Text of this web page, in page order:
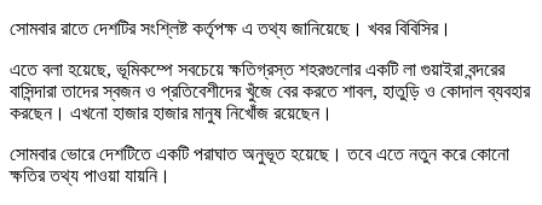
সোমবার রাতে দেশটির সংশ্লিষ্ট কর্তৃপক্ষ এ তথ্য জানিয়েছে। খবর বিবিসির।
এতে বলা হয়েছে, ভূমিকম্পে সবচেয়ে ক্ষতিগ্রস্ত শহরগুলোর একটি লা গুয়াইরা বন্দরের
বাসিন্দারা তাদের স্বজন ও প্রতিবেশীদের খুঁজে বের করতে শাবল, হাতুড়ি ও কোদাল ব্যবহার
করছেন। এখনো হাজার হাজার মানুষ নিখোঁজ রয়েছেন।
সোমবার ভোরে দেশটিতে একটি পরাঘাত অনুভূত হয়েছে। তবে এতে নতুন করে কোনো
ক্ষতির তথ্য পাওয়া যায়নি।